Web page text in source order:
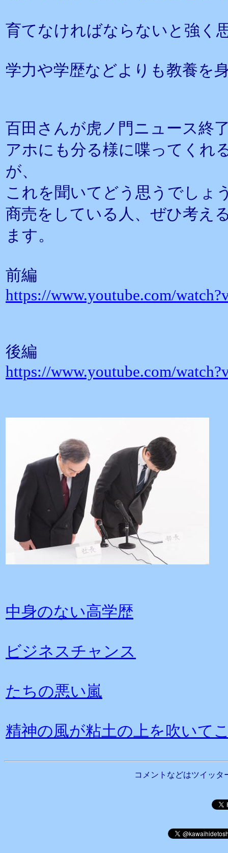
育てなければならないと強く
学力や学歴などよりも教養を
百田さんが虎ノ門ニュース終
アホにも分る様に喋ってくれ
が、
これを聞いてどう思うでしょ
商売をしている人、ぜひ考え
ます。
前編
https://www.youtube.com/
後編
https://www.youtube.com/
中身のない高学歴
ビジネスチャンス
たちの悪い嵐
精神の風が粘土の上を吹いて
コメントなどはツイッタ